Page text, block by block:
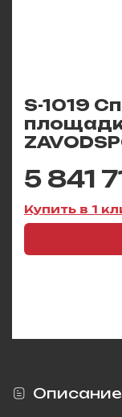
S-1019
5 841
Купить в 1
Описание